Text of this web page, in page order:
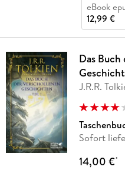
eBook
12,99 €
Das
J.R.R.
Sofort
14,00 €*